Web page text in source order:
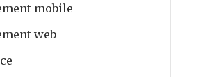
mobile
web